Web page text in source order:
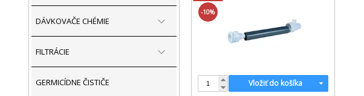
DÁVKOVAČE CHÉMIE
FILTRÁCIE
GERMICÍDNE ČISTIČE
-10%
Vložiť do košíka